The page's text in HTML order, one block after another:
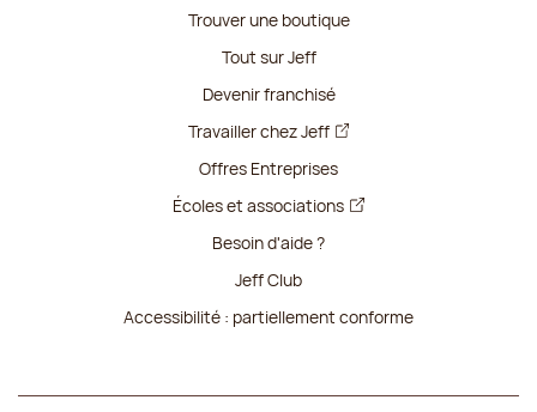
Trouver une boutique
Tout sur Jeff
Devenir franchisé
Travailler chez Jeff
Offres Entreprises
Écoles et associations
Besoin d'aide ?
Jeff Club
Accessibilité : partiellement conforme